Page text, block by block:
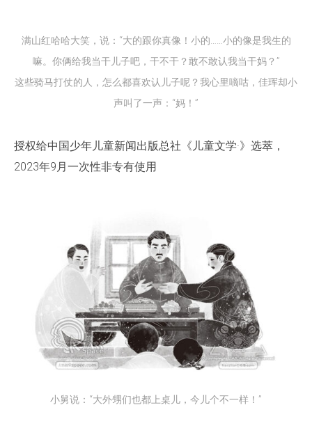
满山红哈哈大笑，说：“大的跟你真像！小的……小的像是我生的
嘛。你俩给我当干儿子吧，干不干？敢不敢认我当干妈？”
这些骑马打仗的人，怎么都喜欢认儿子呢？我心里嘀咕，佳珲却小
声叫了一声：“妈！”
授权给中国少年儿童新闻出版总社《儿童文学·》选萃，
2023年9月一次性非专有使用
小舅说：“大外甥们也都上桌儿，今儿个不一样！”